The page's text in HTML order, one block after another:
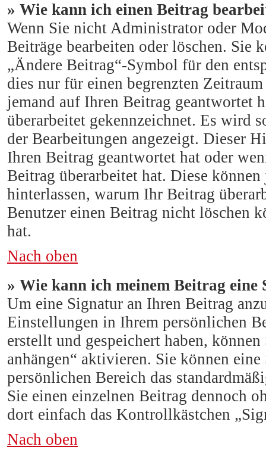
» Wie kann ich einen Beitrag
Wenn Sie nicht Administrator oder
Beiträge bearbeiten oder löschen. Sie
„Ändere Beitrag“-Symbol für den
dies nur für einen begrenzten
jemand auf Ihren Beitrag geantwortet
überarbeitet gekennzeichnet. Es wird
der Bearbeitungen angezeigt. Dieser
Ihren Beitrag geantwortet hat oder
Beitrag überarbeitet hat. Diese
hinterlassen, warum Ihr Beitrag
Benutzer einen Beitrag nicht löschen
hat.
Nach oben
» Wie kann ich meinem Beitrag eine
Um eine Signatur an Ihren Beitrag
Einstellungen in Ihrem persönlichen
erstellt und gespeichert haben,
anhängen“ aktivieren. Sie können
persönlichen Bereich das
Sie einen einzelnen Beitrag dennoch
dort einfach das Kontrollkästchen
Nach oben